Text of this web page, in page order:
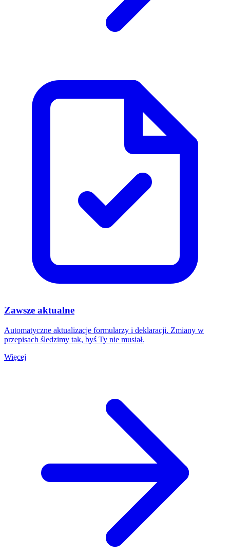
Zawsze aktualne
Automatyczne aktualizacje formularzy i deklaracji. Zmiany w
przepisach śledzimy tak, byś Ty nie musiał.
Więcej